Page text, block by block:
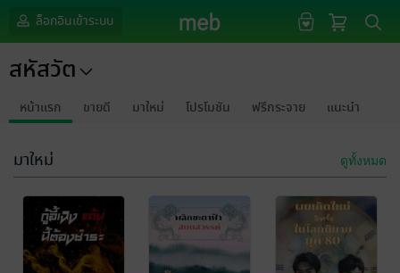
ล็อกอินเข้าระบบ
สหัสวัต
หน้าแรก ขายดี มาใหม่ โปรโมชัน ฟรีกระจาย แนะนำ
มาใหม่ ดูทั้งหมด